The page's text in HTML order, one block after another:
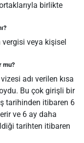
birlikte
veya kişisel
mu?
adı verilen kısa
Bu çok girişli bir
tarihinden itibaren 6
ve 6 ay daha
tarihten itibaren